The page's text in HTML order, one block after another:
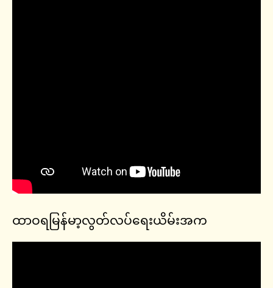
ထာဝရမြန်မာ့လွတ်လပ်ရေးယိမ်းအက